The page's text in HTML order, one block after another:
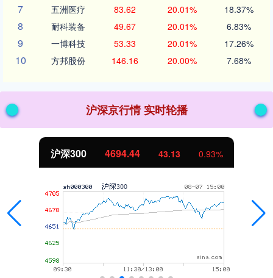
7 五洲医疗 83.62 20.01% 18.37%
8 耐科装备 49.67 20.01% 6.83%
9 一博科技 53.33 20.01% 17.26%
10 方邦股份 146.16 20.00% 7.68%
沪深京行情 实时轮播
北证50 1134.24 11.37 1.01%